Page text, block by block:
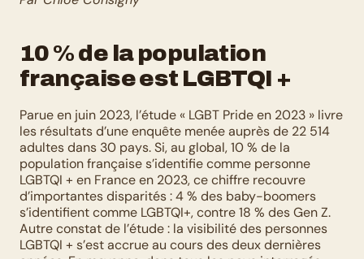
10 % de la population
française est LGBTQI +
Parue en juin 2023, l’étude « LGBT Pride en 2023 » livre
les résultats d’une enquête menée auprès de 22 514
adultes dans 30 pays. Si, au global, 10 % de la
population française s’identifie comme personne
LGBTQI + en France en 2023, ce chiffre recouvre
d’importantes disparités : 4 % des baby-boomers
s’identifient comme LGBTQI+, contre 18 % des Gen Z.
Autre constat de l’étude : la visibilité des personnes
LGBTQI + s’est accrue au cours des deux dernières